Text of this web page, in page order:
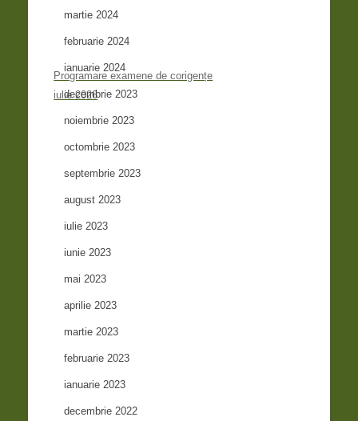
Programare examene de corigențe
iulie 2026
martie 2024
februarie 2024
ianuarie 2024
decembrie 2023
noiembrie 2023
octombrie 2023
septembrie 2023
august 2023
iulie 2023
iunie 2023
mai 2023
aprilie 2023
martie 2023
februarie 2023
ianuarie 2023
decembrie 2022